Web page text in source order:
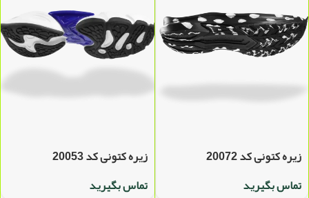
زیره کتونی کد 20072
تماس بگیرید
زیره کتونی کد 20053
تماس بگیرید